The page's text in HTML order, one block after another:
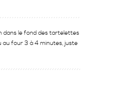
dans le fond des tartelettes
au four 3 à 4 minutes, juste